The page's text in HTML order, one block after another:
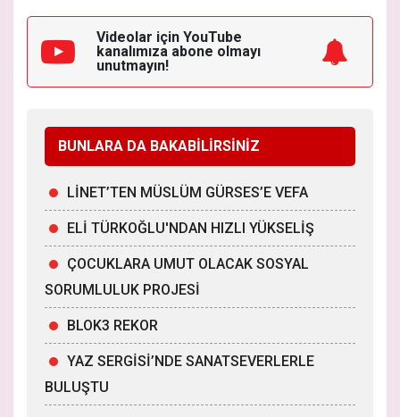
Videolar için YouTube
kanalımıza abone olmayı
unutmayın!
BUNLARA DA BAKABİLİRSİNİZ
LİNET’TEN MÜSLÜM GÜRSES’E VEFA
ELİ TÜRKOĞLU'NDAN HIZLI YÜKSELİŞ
ÇOCUKLARA UMUT OLACAK SOSYAL
SORUMLULUK PROJESİ
BLOK3 REKOR
YAZ SERGİSİ’NDE SANATSEVERLERLE
BULUŞTU